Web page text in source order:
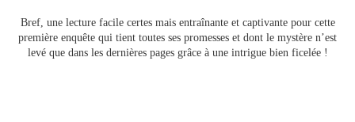
Bref, une lecture facile certes mais entraînante et captivante pour cette
première enquête qui tient toutes ses promesses et dont le mystère n’est
levé que dans les dernières pages grâce à une intrigue bien ficelée !